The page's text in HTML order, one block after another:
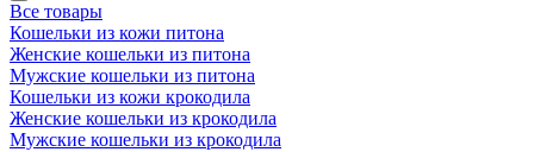
Все товары
Кошельки из кожи питона
Женские кошельки из питона
Мужские кошельки из питона
Кошельки из кожи крокодила
Женские кошельки из крокодила
Мужские кошельки из крокодила